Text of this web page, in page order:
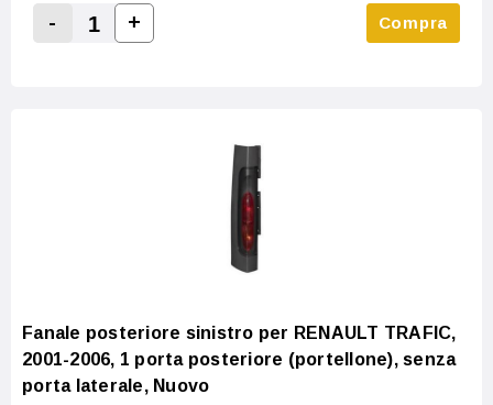
Decrease Quantity:
-
Increase Quantity:
+ Compra
Fanale posteriore sinistro per RENAULT TRAFIC,
2001-2006, 1 porta posteriore (portellone), senza
porta laterale, Nuovo